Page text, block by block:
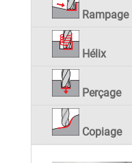
Rampage
Hélix
Perçage
Copiage